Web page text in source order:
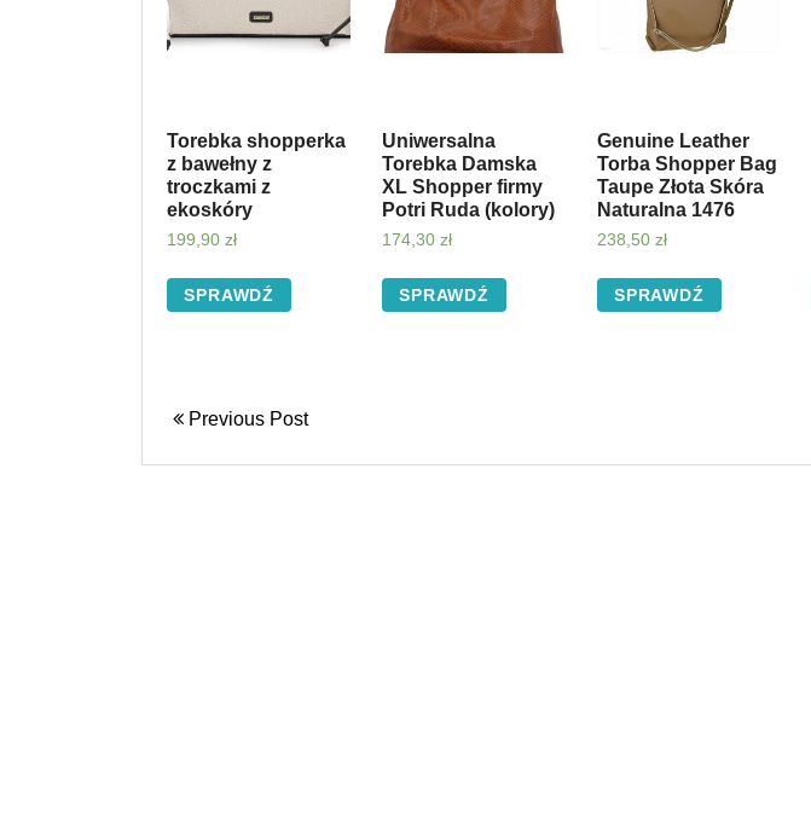
Torebka shopperka
z bawełny z
troczkami z
ekoskóry
199,90 zł
SPRAWDŹ
Uniwersalna
Torebka Damska
XL Shopper firmy
Potri Ruda (kolory)
174,30 zł
SPRAWDŹ
Genuine Leather
Torba Shopper Bag
Taupe Złota Skóra
Naturalna 1476
238,50 zł
SPRAWDŹ
Previous Post